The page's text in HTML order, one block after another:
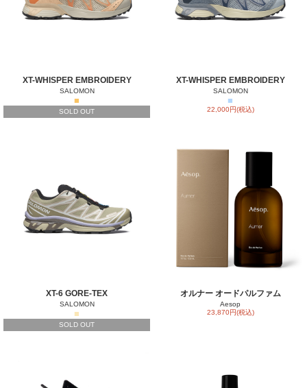
XT-WHISPER EMBROIDERY
SALOMON
■
SOLD OUT
XT-WHISPER EMBROIDERY
SALOMON
■
22,000円(税込)
XT-6 GORE-TEX
SALOMON
■
SOLD OUT
オルナー オードパルファム
Aesop
23,870円(税込)